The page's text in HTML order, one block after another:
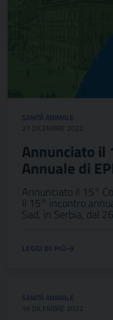
SANITÀ ANIMALE
27 DICEMBRE 2022
Annunciato il
Annuale di
Annunciato il 15°
Il 15° incontro
Sad, in Serbia, dal
LEGGI DI PIÙ
SANITÀ ANIMALE
16 DICEMBRE 2022